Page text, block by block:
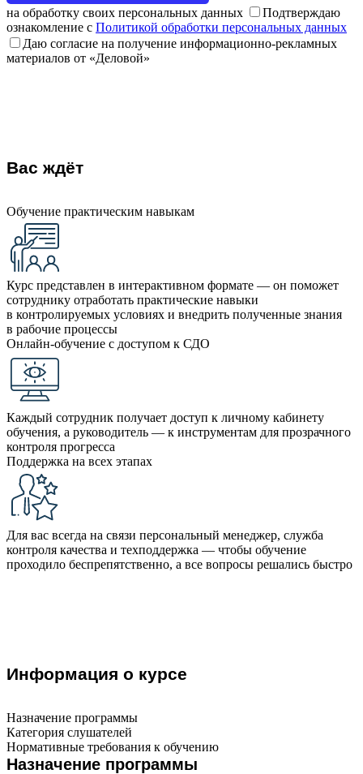
на обработку своих персональных данных
Подтверждаю
ознакомление с Политикой обработки персональных данных
Даю согласие на получение информационно-рекламных
материалов от «Деловой»
Вас ждёт
Обучение практическим навыкам
Курс представлен в интерактивном формате — он поможет
сотруднику отработать практические навыки
в контролируемых условиях и внедрить полученные знания
в рабочие процессы
Онлайн-обучение с доступом к СДО
Каждый сотрудник получает доступ к личному кабинету
обучения, а руководитель — к инструментам для прозрачного
контроля прогресса
Поддержка на всех этапах
Для вас всегда на связи персональный менеджер, служба
контроля качества и техподдержка — чтобы обучение
проходило беспрепятственно, а все вопросы решались быстро
Информация о курсе
Назначение программы
Категория слушателей
Нормативные требования к обучению
Назначение программы